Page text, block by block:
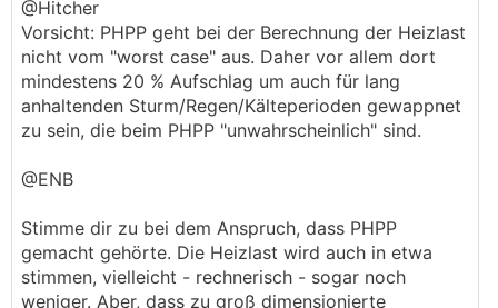
@Hitcher
Vorsicht: PHPP geht bei der Berechnung der Heizlast
nicht vom "worst case" aus. Daher vor allem dort
mindestens 20 % Aufschlag um auch für lang
anhaltenden Sturm/Regen/Kälteperioden gewappnet
zu sein, die beim PHPP "unwahrscheinlich" sind.
@ENB
Stimme dir zu bei dem Anspruch, dass PHPP
gemacht gehörte. Die Heizlast wird auch in etwa
stimmen, vielleicht - rechnerisch - sogar noch
weniger. Aber, dass zu groß dimensionierte